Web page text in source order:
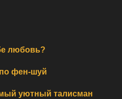
любовь?
фен-шуй
уютный талисман